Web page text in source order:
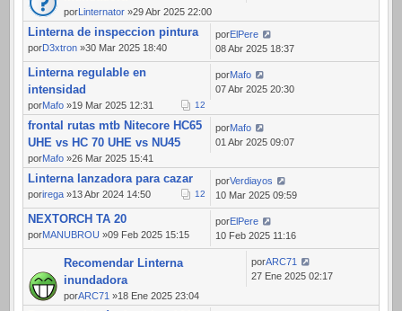
por Linternator »29 Abr 2025 22:00
Linterna de inspeccion pintura
porD3xtron »30 Mar 2025 18:40
porElPere
08 Abr 2025 18:37
Linterna regulable en
intensidad
porMafo »19 Mar 2025 12:31 12
porMafo
07 Abr 2025 20:30
frontal rutas mtb Nitecore HC65
UHE vs HC 70 UHE vs NU45
porMafo »26 Mar 2025 15:41
porMafo
01 Abr 2025 09:07
Linterna lanzadora para cazar
porirega »13 Abr 2024 14:50 12
porVerdiayos
10 Mar 2025 09:59
NEXTORCH TA 20
porMANUBROU »09 Feb 2025 15:15
porElPere
10 Feb 2025 11:16
Recomendar Linterna
inundadora
porARC71 »18 Ene 2025 23:04
porARC71
27 Ene 2025 02:17